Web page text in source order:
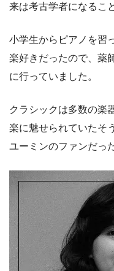
来は考古学者になるこ
小学生からピアノを習
楽好きだったので、薬
に行っていました。
クラシックは多数の楽
楽に魅せられていたそ
ユーミンのファンだっ